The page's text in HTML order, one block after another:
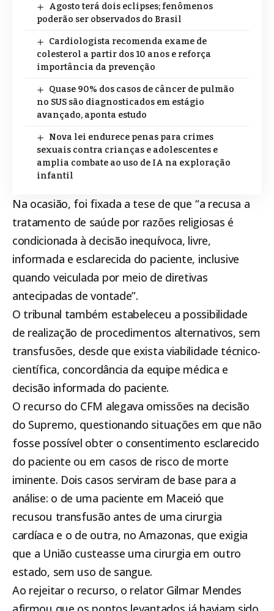
Agosto terá dois eclipses; fenômenos
poderão ser observados do Brasil
Cardiologista recomenda exame de
colesterol a partir dos 10 anos e reforça
importância da prevenção
Quase 90% dos casos de câncer de pulmão
no SUS são diagnosticados em estágio
avançado, aponta estudo
Nova lei endurece penas para crimes
sexuais contra crianças e adolescentes e
amplia combate ao uso de IA na exploração
infantil
Na ocasião, foi fixada a tese de que “a recusa a
tratamento de saúde por razões religiosas é
condicionada à decisão inequívoca, livre,
informada e esclarecida do paciente, inclusive
quando veiculada por meio de diretivas
antecipadas de vontade”.
O tribunal também estabeleceu a possibilidade
de realização de procedimentos alternativos, sem
transfusões, desde que exista viabilidade técnico-
científica, concordância da equipe médica e
decisão informada do paciente.
O recurso do CFM alegava omissões na decisão
do Supremo, questionando situações em que não
fosse possível obter o consentimento esclarecido
do paciente ou em casos de risco de morte
iminente. Dois casos serviram de base para a
análise: o de uma paciente em Maceió que
recusou transfusão antes de uma cirurgia
cardíaca e o de outra, no Amazonas, que exigia
que a União custeasse uma cirurgia em outro
estado, sem uso de sangue.
Ao rejeitar o recurso, o relator Gilmar Mendes